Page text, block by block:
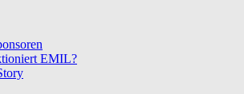
EMIL?